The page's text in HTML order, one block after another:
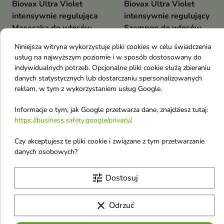
Biovax Ultra Violet
intensywnie regulująca
Maseczka do włosów
Intensywnie regenerująca maska
tonująca
6,90 €
Biovax Ultra Violet
intensywnie regulujący
Szampon do włosów
Intensywnie regenerujący
szampon
6,90 €
favorite_border
intensywnie
favorite_border
Biovax Phyto Keratin
intensywnie
Niniejsza witryna wykorzystuje pliki cookies w celu świadczenia
usług na najwyższym poziomie i w sposób dostosowany do
indywidualnych potrzeb. Opcjonalne pliki cookie służą zbieraniu
danych statystycznych lub dostarczaniu spersonalizowanych
reklam, w tym z wykorzystaniem usług Google.
Informacje o tym, jak Google przetwarza dane, znajdziesz tutaj:
https://business.safety.google/privacy/.
Czy akceptujesz te pliki cookie i związane z tym przetwarzanie
danych osobowych?
tune Dostosuj
clear Odrzuć